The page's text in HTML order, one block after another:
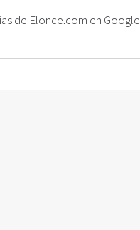
de Elonce.com en Google